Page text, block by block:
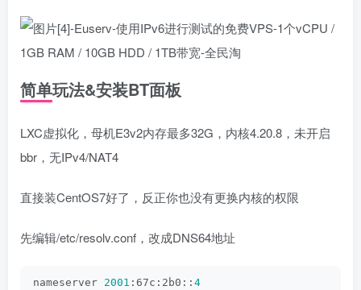
简单玩法&安装BT面板
LXC虚拟化，母机E3v2内存最多32G，内核4.20.8，未开启
bbr，无IPv4/NAT4
直接装CentOS7好了，反正你也没有更换内核的权限
先编辑/etc/resolv.conf，改成DNS64地址
nameserver 2001 :67c:2b0:: 4